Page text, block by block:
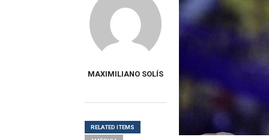
MAXIMILIANO SOLÍS
RELATED ITEMS